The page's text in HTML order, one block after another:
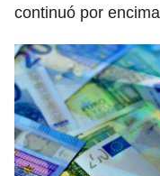
continuó por